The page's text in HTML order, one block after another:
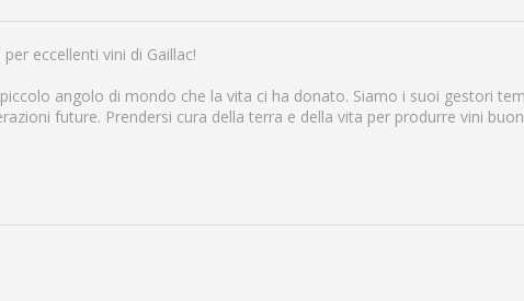
eccellenti vini di Gaillac!
angolo di mondo che la vita ci ha donato. Siamo i suoi gestori
future. Prendersi cura della terra e della vita per produrre vini